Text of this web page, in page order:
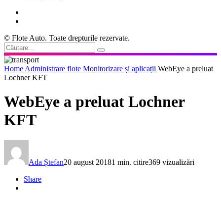
© Flote Auto. Toate drepturile rezervate.
Home Administrare flote Monitorizare și aplicații WebEye a preluat
Lochner KFT
WebEye a preluat Lochner
KFT
Ada Ștefan20 august 20181 min. citire369 vizualizări
Share